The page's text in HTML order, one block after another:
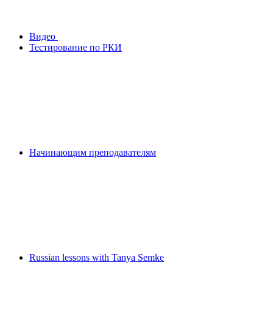
Видео
Тестирование по РКИ
Начинающим преподавателям
Russian lessons with Tanya Semke